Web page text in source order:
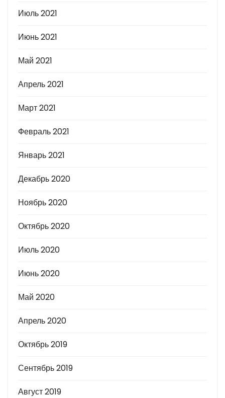
Июль 2021
Июнь 2021
Май 2021
Апрель 2021
Март 2021
Февраль 2021
Январь 2021
Декабрь 2020
Ноябрь 2020
Октябрь 2020
Июль 2020
Июнь 2020
Май 2020
Апрель 2020
Октябрь 2019
Сентябрь 2019
Август 2019